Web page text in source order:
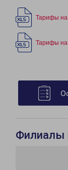
Тарифы на
Тарифы на
Филиалы